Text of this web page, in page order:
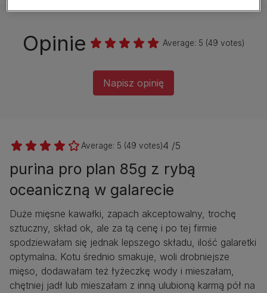
Opinie Average: 5 (49 votes)
Napisz opinię
Average: 5 (49 votes)4 /5
purina pro plan 85g z rybą
oceaniczną w galarecie
Duże mięsne kawałki, zapach akceptowalny, trochę
sztuczny, skład ok, ale za tą cenę i po tej firmie
spodziewałam się jednak lepszego składu, ilość galaretki
optymalna. Kotu średnio smakuje, woli drobniejsze
mięso, dodawałam też łyżeczkę wody i mieszałam,
chętniej jadł lub mieszałam z inną ulubioną karmą pół na